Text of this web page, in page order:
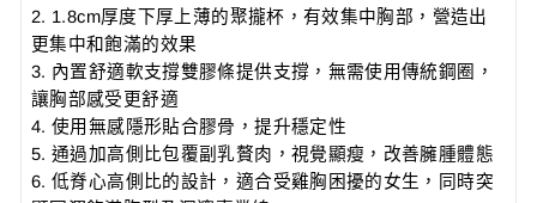
2. 1.8cm厚度下厚上薄的聚攏杯，有效集中胸部，營造出
更集中和飽滿的效果
3. 內置舒適軟支撐雙膠條提供支撐，無需使用傳統鋼圈，
讓胸部感受更舒適
4. 使用無感隱形貼合膠骨，提升穩定性
5. 通過加高側比包覆副乳贅肉，視覺顯瘦，改善臃腫體態
6. 低脊心高側比的設計，適合受雞胸困擾的女生，同時突